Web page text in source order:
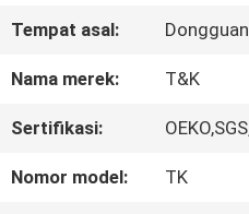
TENTANG
KITA
WISATA
PABRIK
Tempat asal:
Nama merek: T&K
Sertifikasi:
Nomor model: TK